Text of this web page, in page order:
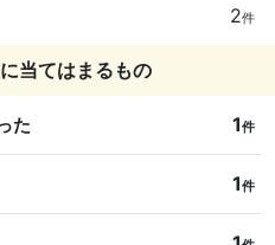
2件
当てはまるもの
た 1件
1件